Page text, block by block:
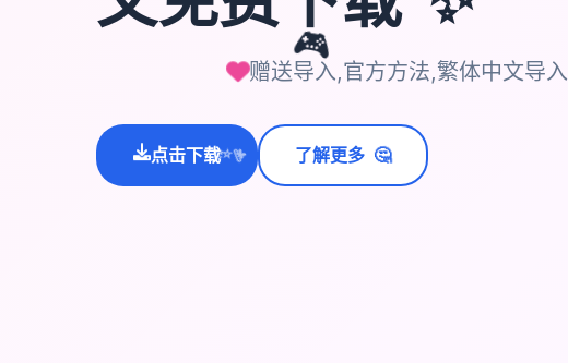
🎮
赠送导入,官方方法,繁体中文导入
点击下载
✨⭐💫 了解更多 🤔